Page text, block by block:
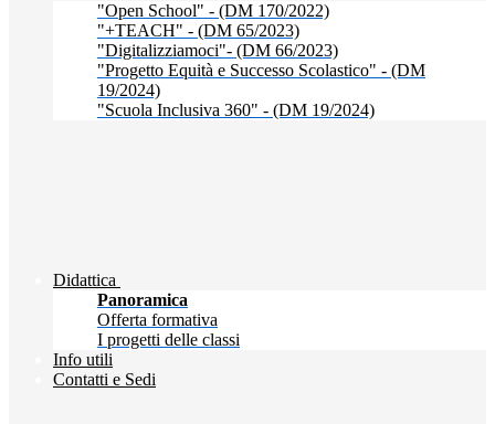
"Open School" - (DM 170/2022)
"+TEACH" - (DM 65/2023)
"Digitalizziamoci"- (DM 66/2023)
"Progetto Equità e Successo Scolastico" - (DM
19/2024)
"Scuola Inclusiva 360" - (DM 19/2024)
Didattica
Panoramica
Offerta formativa
I progetti delle classi
Info utili
Contatti e Sedi